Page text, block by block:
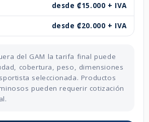
desde ₡15.000 + IVA
desde ₡20.000 + IVA
del GAM la tarifa final puede
cobertura, peso, dimensiones
seleccionada. Productos
pueden requerir cotización